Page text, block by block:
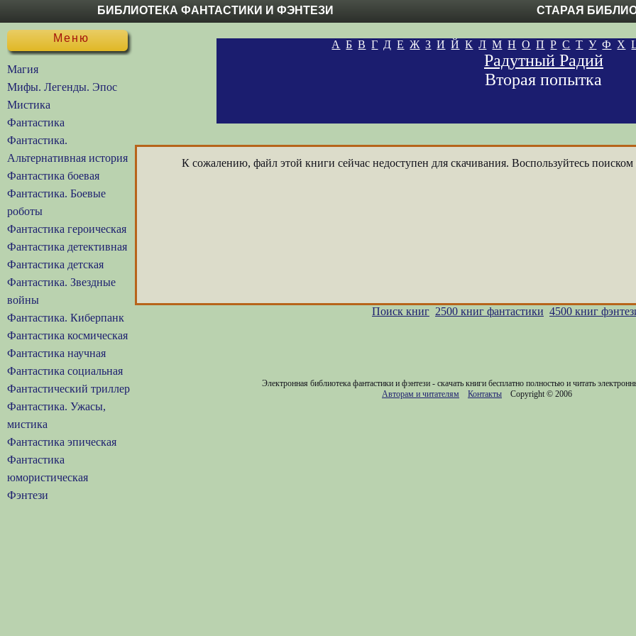
БИБЛИОТЕКА ФАНТАСТИКИ И ФЭНТЕЗИ СТАРАЯ
Меню
Магия
Мифы. Легенды. Эпос
Мистика
Фантастика
Фантастика.
Альтернативная история
Фантастика боевая
Фантастика. Боевые
роботы
Фантастика героическая
Фантастика детективная
Фантастика детская
Фантастика. Звездные
войны
Фантастика. Киберпанк
Фантастика космическая
Фантастика научная
Фантастика социальная
Фантастический триллер
Фантастика. Ужасы,
мистика
Фантастика эпическая
Фантастика
юмористическая
Фэнтези
А Б В Г Д Е Ж З И Й К Л М Н О П Р С Т У Ф Х
Радутный Радий
Вторая попытка
К сожалению, файл этой книги сейчас недоступен для скачивания. Воспользуйтесь
Поиск книг 2500 книг фантастики 4500 книг
Электронная библиотека фантастики и фэнтези - скачать книги бесплатно полностью и читать
Авторам и читателям
Контакты Copyright © 2006